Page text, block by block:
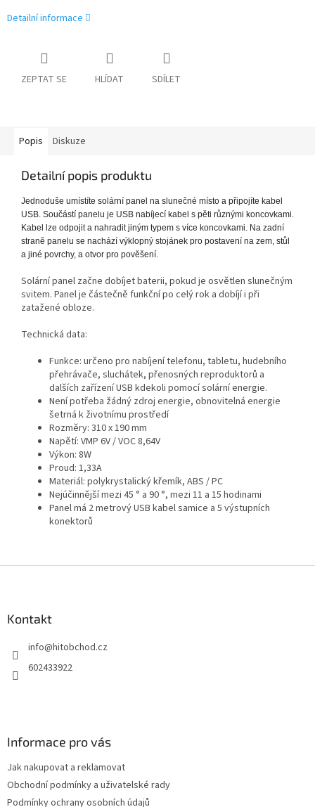
Detailní informace
ZEPTAT SE HLÍDAT SDÍLET
Popis Diskuze
Detailní popis produktu
Jednoduše umístíte solární panel na slunečné místo a připojíte kabel
USB. Součástí panelu je USB nabíjecí kabel s pěti různými koncovkami.
Kabel lze odpojit a nahradit jiným typem s více koncovkami. Na zadní
straně panelu se nachází výklopný stojánek pro postavení na zem, stůl
a jiné povrchy, a otvor pro pověšení.
Solární panel začne dobíjet baterii, pokud je osvětlen slunečným
svitem. Panel je částečně funkční po celý rok a dobíjí i při
zatažené obloze.
Technická data:
Funkce: určeno pro nabíjení telefonu, tabletu, hudebního
přehrávače, sluchátek, přenosných reproduktorů a
dalších zařízení USB kdekoli pomocí solární energie.
Není potřeba žádný zdroj energie, obnovitelná energie
šetrná k životnímu prostředí
Rozměry: 310 x 190 mm
Napětí: VMP 6V / VOC 8,64V
Výkon: 8W
Proud: 1,33A
Materiál: polykrystalický křemík, ABS / PC
Nejúčinnější mezi 45 ° a 90 °, mezi 11 a 15 hodinami
Panel má 2 metrový USB kabel samice a 5 výstupních
konektorů
Kontakt
info@hitobchod.cz
602433922
Informace pro vás
Jak nakupovat a reklamovat
Obchodní podmínky a uživatelské rady
Podmínky ochrany osobních údajů